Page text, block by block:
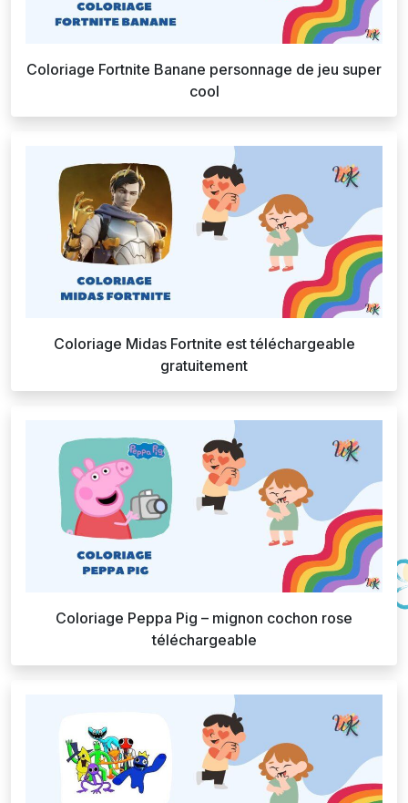
Coloriage Fortnite Banane personnage de jeu super
cool
Coloriage Midas Fortnite est téléchargeable
gratuitement
Coloriage Peppa Pig – mignon cochon rose
téléchargeable